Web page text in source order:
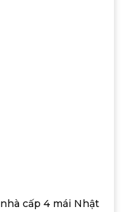
cấp 4 mái Nhật